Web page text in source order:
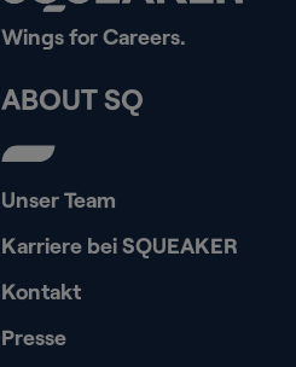
Wings for Careers.
ABOUT SQ
Unser Team
Karriere bei SQUEAKER
Kontakt
Presse